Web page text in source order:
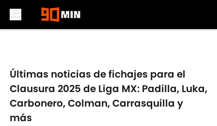
Últimas noticias de fichajes para el
Clausura 2025 de Liga MX: Padilla, Luka,
Carbonero, Colman, Carrasquilla y
más